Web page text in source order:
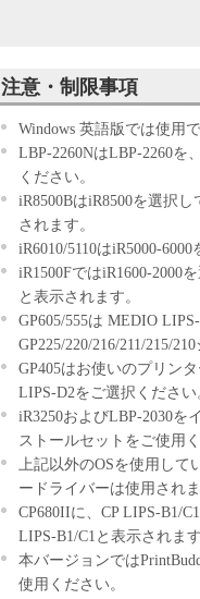
ックアップとし
ます。
上記(1)および
センサーのいか
ん。
制限
お客様は、再使
他の方法により
きません。
お客様は、「本
ンパイル、逆ア
とはできません
ん。
帰属
「本ソフトウェア」
たはキヤノンのライ
著作権表示
お客様は、「本ソフ
ンサーの著作権表示を
保証の否認・免責
「本ソフトウェ
注意・制限事項
Windows 英語版では使用
LBP-2260NはLBP-2260を
ください。
iR8500BはiR8500を選択
されます。
iR6010/5110はiR5000-
iR1500FではiR1600-2000
と表示されます。
GP605/555は MEDIO
GP225/220/216/211/215/
GP405はお使いのプリン
LIPS-D2をご選択ください
iR3250およびLBP-2030を
ストールセットをご使用く
上記以外のOSを使用し
ードライバーは使用されま
CP680IIに、CP LIPS-B1/
LIPS-B1/C1と表示されます
本バージョンでは
使用ください。